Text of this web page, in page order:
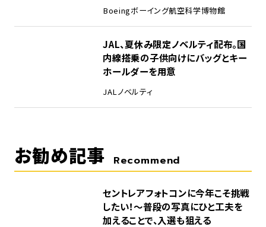
Boeingボーイング航空科学博物館
JAL、夏休み限定ノベルティ配布。国
内線搭乗の子供向けにバッグとキー
ホールダーを用意
JAL ノベルティ
お勧め記事 Recommend
セントレアフォトコンに今年こそ挑戦
したい！～普段の写真にひと工夫を
加えることで、入選も狙える